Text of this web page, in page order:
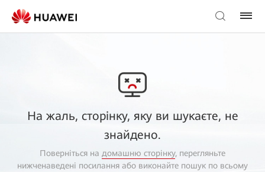
На жаль, сторінку, яку ви шукаєте, не
знайдено.
Поверніться на домашню сторінку, перегляньте
нижченаведені посилання або виконайте пошук по всьому